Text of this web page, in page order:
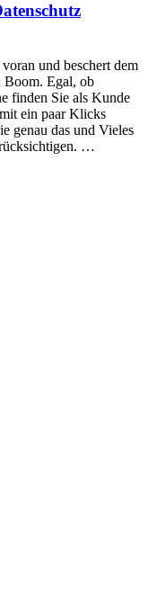
und beschert dem
Boom. Egal, ob
finden Sie als Kunde
ein paar Klicks
genau das und Vieles
…